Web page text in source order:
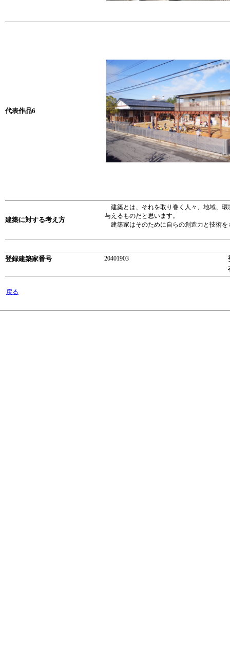
代表作品6
建築に対する考え方
建築とは、それを取り巻く人々、地域、
与えるものだと思います。
建築家はそのために自らの創造力と技術
登録建築家番号 20401903
戻る